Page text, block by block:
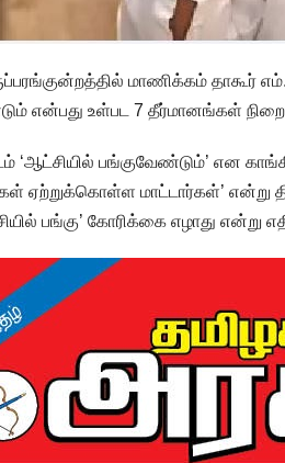
மாணிக்கம் தாகூர்
என்பது உள்பட 7 தீர்மானங்கள்
‘ஆட்சியில் பங்குவேண்டும்’ என
ஏற்றுக்கொள்ள மாட்டார்கள்’ என்று
பங்கு’ கோரிக்கை எழாது என்று